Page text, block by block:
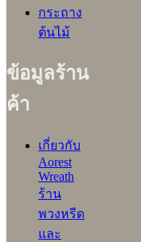
กระถาง
ต้นไม้
ข้อมูลร้าน
ค้า
เกี่ยวกับ
Aorest
Wreath
ร้าน
พวงหรีด
และ